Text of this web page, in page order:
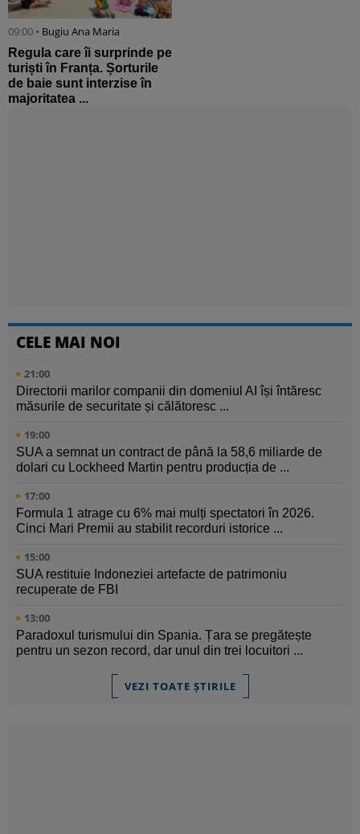
09:00 • Bugiu ⁠Ana Maria
Regula care îi surprinde pe
turiști în Franța. Șorturile
de baie sunt interzise în
majoritatea ...
CELE MAI NOI
21:00
Directorii marilor companii din domeniul AI își întăresc
măsurile de securitate și călătoresc ...
19:00
SUA a semnat un contract de până la 58,6 miliarde de
dolari cu Lockheed Martin pentru producția de ...
17:00
Formula 1 atrage cu 6% mai mulți spectatori în 2026.
Cinci Mari Premii au stabilit recorduri istorice ...
15:00
SUA restituie Indoneziei artefacte de patrimoniu
recuperate de FBI
13:00
Paradoxul turismului din Spania. Țara se pregătește
pentru un sezon record, dar unul din trei locuitori ...
VEZI TOATE ȘTIRILE